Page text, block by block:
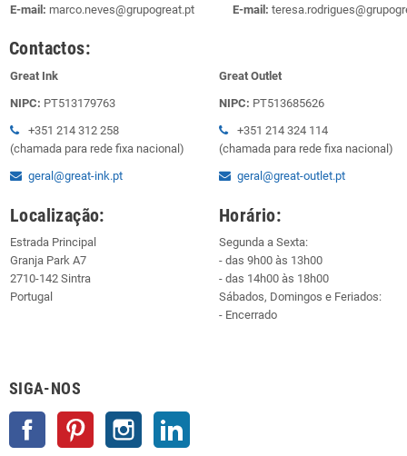
E-mail: marco.neves@grupogreat.pt
E-mail:
Contactos:
Great Ink
NIPC: PT513179763
+351 214 312 258
(chamada para rede fixa nacional)
geral@great-ink.pt
Great Outlet
NIPC: PT513685626
+351 214 324 114
(chamada para rede fixa nacional)
geral@great-outlet.pt
Localização:
Estrada Principal
Granja Park A7
2710-142 Sintra
Portugal
Horário:
Segunda a Sexta:
- das 9h00 às 13h00
- das 14h00 às 18h00
Sábados, Domingos e Feriados:
- Encerrado
SIGA-NOS
Facebook Pinterest Instagram